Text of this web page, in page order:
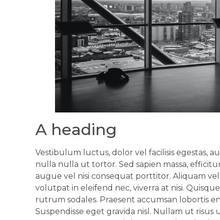
A heading
Vestibulum luctus, dolor vel facilisis egestas,
nulla nulla ut tortor. Sed sapien massa,
augue vel nisi consequat porttitor. Aliquam
volutpat in eleifend nec, viverra at nisi.
rutrum sodales. Praesent accumsan lobortis
Suspendisse eget gravida nisl. Nullam ut